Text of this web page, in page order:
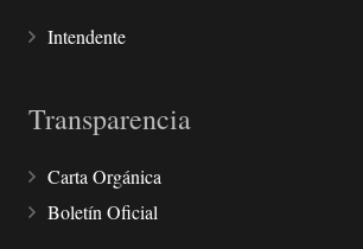
Intendente
Transparencia
Carta Orgánica
Boletín Oficial